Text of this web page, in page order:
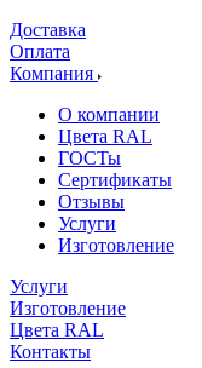
Доставка
Оплата
Компания
О компании
Цвета RAL
ГОСТы
Сертификаты
Отзывы
Услуги
Изготовление
Услуги
Изготовление
Цвета RAL
Контакты